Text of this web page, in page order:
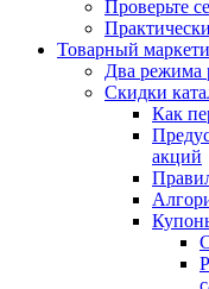
Проверьте
Товарный
Два режима
Скидки
Как
акций